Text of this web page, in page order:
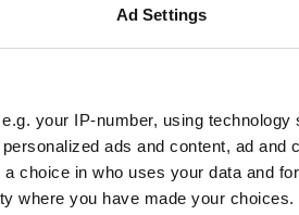
Ad Settings
your IP-number, using
ads and content, ad and
choice in who uses your data and
where you have made your choices.
9.2
Otopark